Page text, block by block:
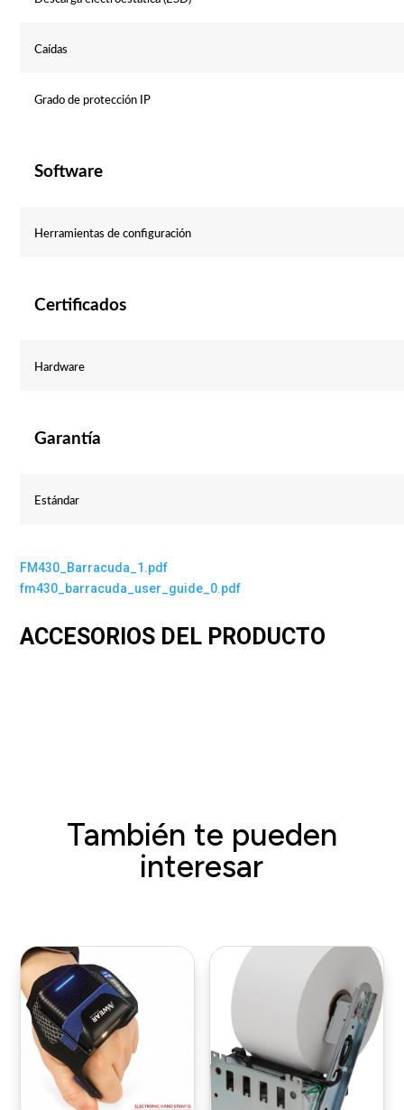
Caídas
Grado de protección IP
Software
Herramientas de configuración
Certificados
Hardware
Garantía
Estándar
FM430_Barracuda_1.pdf
fm430_barracuda_user_guide_0.pdf
ACCESORIOS DEL PRODUCTO
También te pueden
interesar